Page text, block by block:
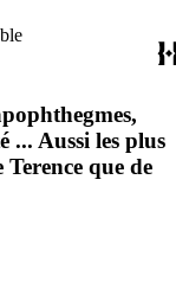
... Aussi les plus
que de